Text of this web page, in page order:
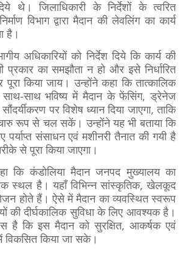
थे। जिलाधिकारी के निर्देशों के त्वरित
विभाग द्वारा मैदान की लेवलिंग का कार्य
है।
अधिकारियों को निर्देश दिये कि कार्य की
प्रकार का समझौता न हो और इसे निर्धारित
किया जाय। उन्होंने कहा कि तात्कालिक
साथ भविष्य में मैदान के फेंसिंग, ड्रेनेज
पर विशेष ध्यान दिया जाएगा, ताकि
रूप से चल सकें। उन्होंने यह भी बताया कि
पर्याप्त संसाधन एवं मशीनरी तैनात की गयी है
से पूरा किया जाएगा।
कि कंडोलिया मैदान जनपद मुख्यालय का
स्थल है। यहाँ विभिन्न सांस्कृतिक, खेलकूद
होते हैं। ऐसे में मैदान का व्यवस्थित स्वरूप
की दीर्घकालिक सुविधा के लिए आवश्यक है।
है कि इस मैदान को सुरक्षित, आकर्षक एवं
विकसित किया जा सके।